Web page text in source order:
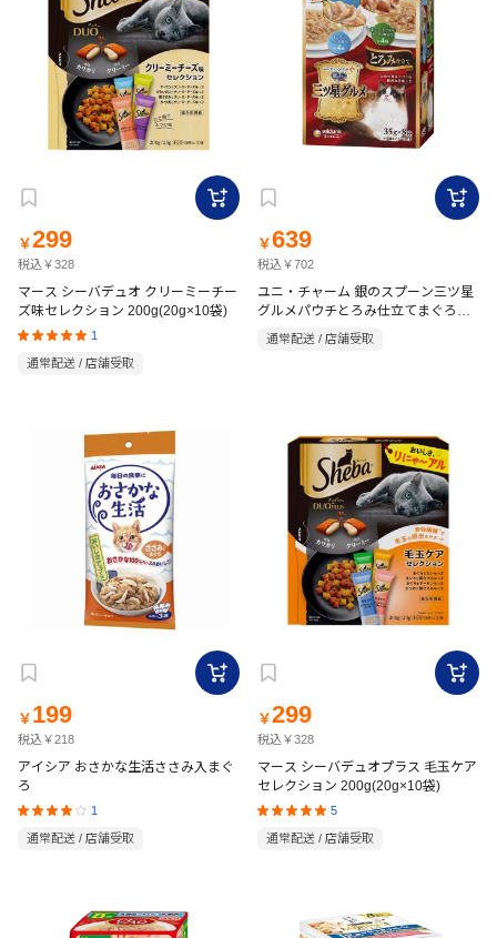
￥299
税込￥328
マース シーバデュオ クリーミーチー
ズ味セレクション 200g(20g×10袋)
1
通常配送 / 店舗受取
￥639
税込￥702
ユニ・チャーム 銀のスプーン三ツ星
グルメパウチとろみ仕立てまぐろに
しらす添え&まぐろ・かつおにかつお
節添え35g×8袋
通常配送 / 店舗受取
￥ 199
税込￥218
アイシア おさかな生活ささみ入まぐ
ろ
1
通常配送 / 店舗受取
￥299
税込￥328
マース シーバデュオプラス 毛玉ケア
セレクション 200g(20g×10袋)
5
通常配送 / 店舗受取